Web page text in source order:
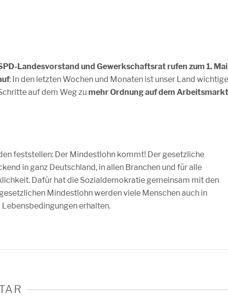
Landesvorstand und Gewerkschaftsrat rufen zum 1. Mai
: In den letzten Wochen und Monaten ist unser Land wichtige
auf dem Weg zu mehr Ordnung auf dem Arbeitsmarkt
feststellen: Der Mindestlohn kommt! Der gesetzliche
in ganz Deutschland, in allen Branchen und für alle
Dafür hat die Sozialdemokratie gemeinsam mit den
Mindestlohn werden viele Menschen auch in
erhalten.